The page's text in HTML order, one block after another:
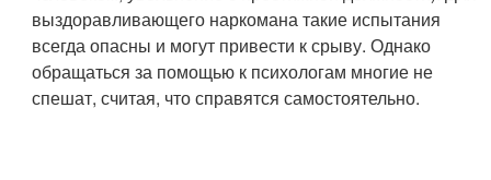
выздоравливающего наркомана такие испытания
всегда опасны и могут привести к срыву. Однако
обращаться за помощью к психологам многие не
спешат, считая, что справятся самостоятельно.